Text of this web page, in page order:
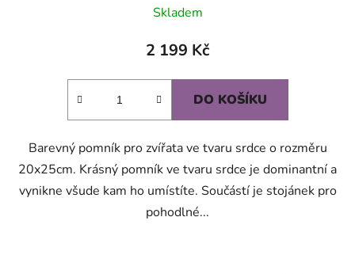
Skladem
2 199 Kč
DO KOŠÍKU
Barevný pomník pro zvířata ve tvaru srdce o rozměru
20x25cm. Krásný pomník ve tvaru srdce je dominantní a
vynikne všude kam ho umístíte. Součástí je stojánek pro
pohodlné...